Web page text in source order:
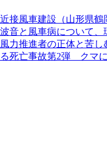
接風車建設（山形県
音と風車病について
風力推進者の正体と
死亡事故第2弾 クマ